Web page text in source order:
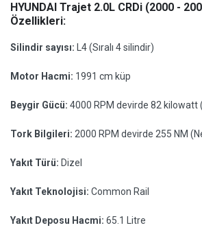
HYUNDAI Trajet 2.0L CRDi (2000 -
Özellikleri:
Silindir sayısı: L4 (Sıralı 4 silindir)
Motor Hacmi: 1991 cm küp
Beygir Gücü: 4000 RPM devirde 82 kilowatt
Tork Bilgileri: 2000 RPM devirde 255 NM
Yakıt Türü: Dizel
Yakıt Teknolojisi: Common Rail
Yakıt Deposu Hacmi: 65.1 Litre